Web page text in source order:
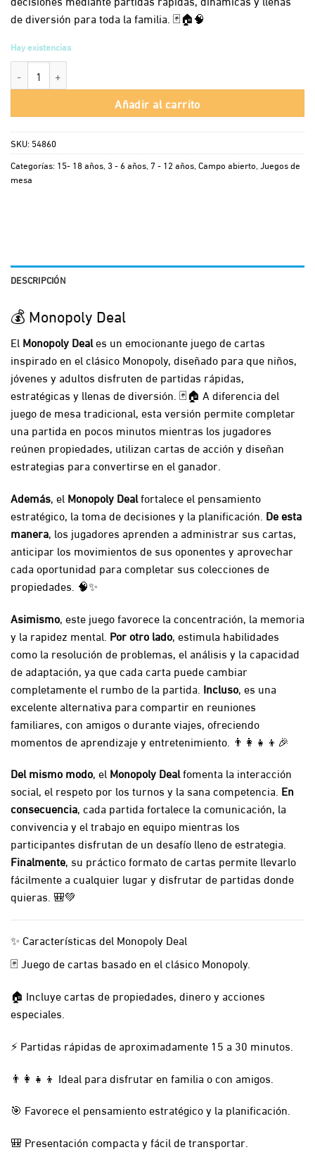
de diversión para toda la familia. 🃏🏠🧠
Hay existencias
Añadir al carrito
SKU: 54860
Categorías: 15- 18 años 3 - 6 años 7 - 12 años Campo abierto Juegos de
mesa
DESCRIPCIÓN
💰 Monopoly Deal
El Monopoly Deales un emocionante juego de cartas
inspirado en el clásico Monopoly, diseñado para que niños,
jóvenes y adultos disfruten de partidas rápidas,
estratégicas y llenas de diversión. 🃏🏠 A diferencia del
juego de mesa tradicional, esta versión permite completar
una partida en pocos minutos mientras los jugadores
reúnen propiedades, utilizan cartas de acción y diseñan
estrategias para convertirse en el ganador.
Además, el Monopoly Dealfortalece el pensamiento
estratégico, la toma de decisiones y la planificación. De esta
manera, los jugadores aprenden a administrar sus cartas,
anticipar los movimientos de sus oponentes y aprovechar
cada oportunidad para completar sus colecciones de
propiedades. 🧠✨
Asimismo, este juego favorece la concentración, la memoria
y la rapidez mental. Por otro lado, estimula habilidades
como la resolución de problemas, el análisis y la capacidad
de adaptación, ya que cada carta puede cambiar
completamente el rumbo de la partida. Incluso, es una
excelente alternativa para compartir en reuniones
familiares, con amigos o durante viajes, ofreciendo
momentos de aprendizaje y entretenimiento. 👨‍👩‍👧‍👦🎉
Del mismo modo, el Monopoly Dealfomenta la interacción
social, el respeto por los turnos y la sana competencia. En
consecuencia, cada partida fortalece la comunicación, la
convivencia y el trabajo en equipo mientras los
participantes disfrutan de un desafío lleno de estrategia.
Finalmente, su práctico formato de cartas permite llevarlo
fácilmente a cualquier lugar y disfrutar de partidas donde
quieras. 🎒💚
✨ Características del Monopoly Deal
🃏 Juego de cartas basado en el clásico Monopoly.
🏠 Incluye cartas de propiedades, dinero y acciones
especiales.
⚡ Partidas rápidas de aproximadamente 15 a 30 minutos.
👨‍👩‍👧‍👦 Ideal para disfrutar en familia o con amigos.
🎯 Favorece el pensamiento estratégico y la planificación.
🎒 Presentación compacta y fácil de transportar.